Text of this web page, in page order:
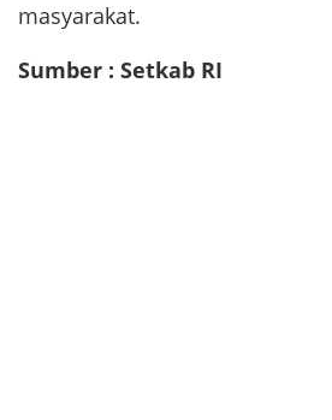
masyarakat.
Sumber : Setkab RI